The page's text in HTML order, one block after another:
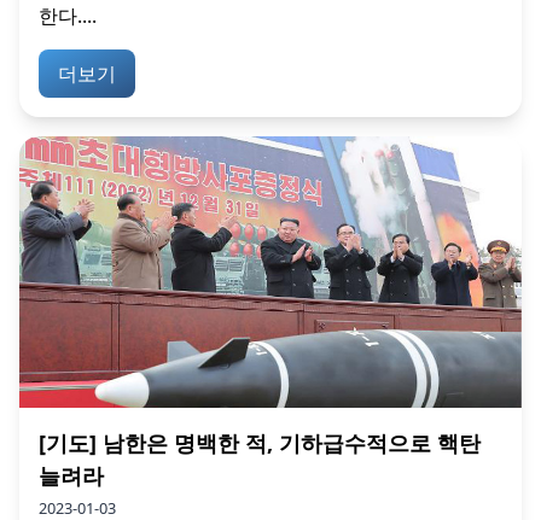
한다....
더보기
[기도] 남한은 명백한 적, 기하급수적으로 핵탄
늘려라
2023-01-03